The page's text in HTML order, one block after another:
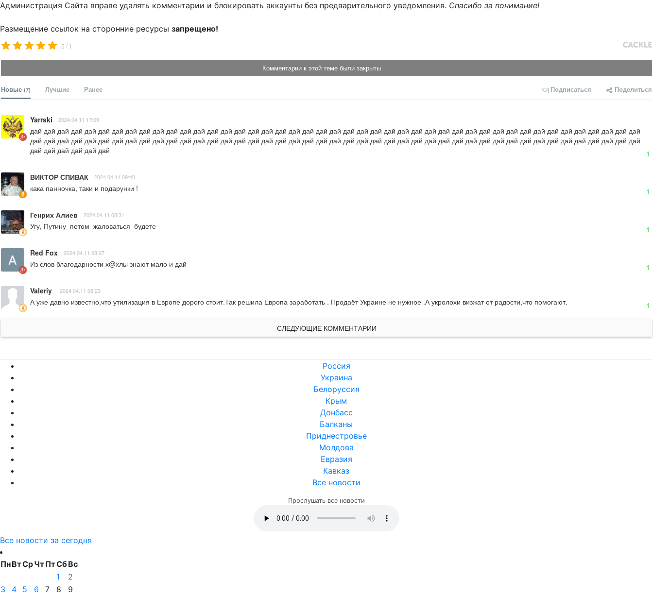
Администрация Сайта вправе удалять комментарии и блокировать аккаунты без предварительного уведомления. Спасибо за понимание!
Размещение ссылок на сторонние ресурсы запрещено!
5 / 1
Комментарии к этой теме были закрыты
Новые (7) Лучшие Ранее Подписаться Поделиться
Yarrski 2024.04.11 17:09
дай дай дай дай дай дай дай дай дай дай дай дай дай дай дай дай дай дай дай дай дай дай дай дай дай дай дай дай дай дай дай дай дай дай дай дай дай дай дай дай дай дай дай дай дай
дай дай дай дай дай дай дай дай дай дай дай дай дай дай дай дай дай дай дай дай дай дай дай дай дай дай дай дай дай дай дай дай дай дай дай дай дай дай дай дай дай дай дай дай дай
дай дай дай дай дай дай
1
ВИКТОР СПИВАК 2024.04.11 09:40
кака панночка, таки и подарунки ! 1
Генрих Алиев 2024.04.11 08:31
Угу, Путину  потом  жаловаться  будете 1
Red Fox 2024.04.11 08:27
Из слов благодарности х@хлы знают мало и дай 1
Valeriy 2024.04.11 08:23
А уже давно известно,что утилизация в Европе дорого стоит.Так решила Европа заработать . Продаёт Украине не нужное .А укролохи визжат от радости,что помогают. 1
СЛЕДУЮЩИЕ КОММЕНТАРИИ
Россия
Украина
Белоруссия
Крым
Донбасс
Балканы
Приднестровье
Молдова
Евразия
Кавказ
Все новости
Прослушать все новости
Все новости за сегодня
ПнВтСрЧтПтСбВс
1
2
3
4 5 6 7 8
9